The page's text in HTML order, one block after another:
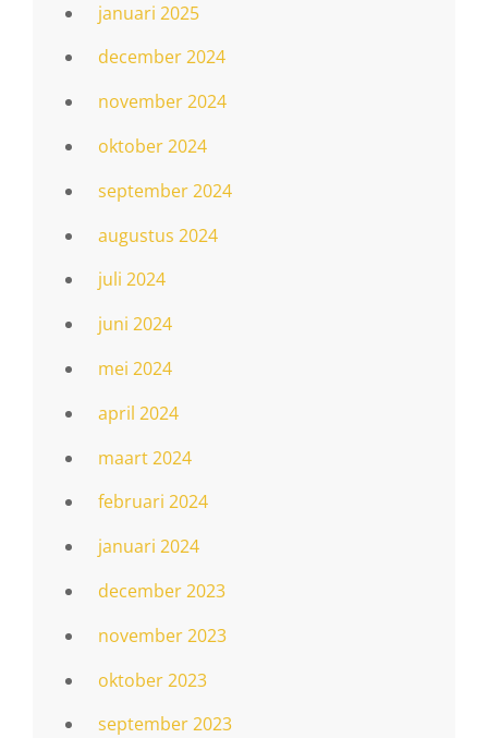
januari 2025
december 2024
november 2024
oktober 2024
september 2024
augustus 2024
juli 2024
juni 2024
mei 2024
april 2024
maart 2024
februari 2024
januari 2024
december 2023
november 2023
oktober 2023
september 2023